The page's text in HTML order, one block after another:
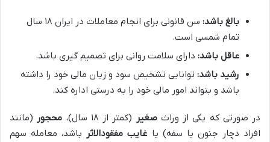
بالغ باشد:
سن قانونی برای انجام معاملات در ایران ۱۸ سال
تمام شمسی است.
عاقل باشد: دارای سلامت روانی برای تصمیم گیری باشد.
رشید باشد: توانایی تشخیص سود و زیان مالی خود را داشته
باشد و بتواند امور مالی خود را به درستی اداره کند.
در صورتی که یکی از وراثصغیر (کمتر از ۱۸ سال)، محجور (مانند
افراد دچار جنون یا سفه) یا غایب مفقودالاثر باشد، معامله سهم